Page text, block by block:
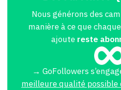
Nous générons des
manière à ce que
ajoute reste
→ GoFollowers
meilleure qualité